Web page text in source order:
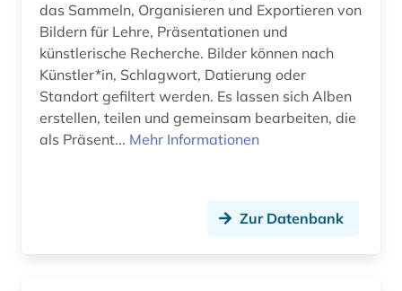
barock (1)
bau- und raumordnungsgesetz 1998 (1)
bau-berufsgenossenschaft (1)
bauabrechnung (1)
Nordrhein-Westfalen (1)
Norwegen (2)
Oesterreich (18)
Polen (2)
das Sammeln, Organisieren und Exportieren von
Bildern für Lehre, Präsentationen und
künstlerische Recherche. Bilder können nach
Künstler*in, Schlagwort, Datierung oder
Standort gefiltert werden. Es lassen sich Alben
erstellen, teilen und gemeinsam bearbeiten, die
als Präsent... Mehr Informationen
Zur Datenbank